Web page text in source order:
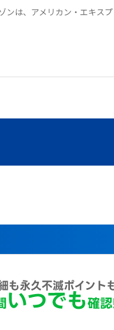
ンは、アメリカン・エキスプ